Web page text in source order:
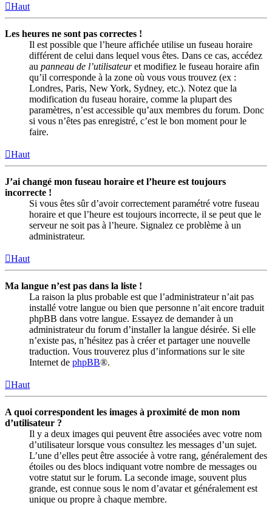
Haut
Les heures ne sont pas correctes !
Il est possible que l’heure affichée utilise un fuseau horaire
différent de celui dans lequel vous êtes. Dans ce cas, accédez
au panneau de l’utilisateuret modifiez le fuseau horaire afin
qu’il corresponde à la zone où vous vous trouvez (ex :
Londres, Paris, New York, Sydney, etc.). Notez que la
modification du fuseau horaire, comme la plupart des
paramètres, n’est accessible qu’aux membres du forum. Donc
si vous n’êtes pas enregistré, c’est le bon moment pour le
faire.
Haut
J’ai changé mon fuseau horaire et l’heure est toujours
incorrecte !
Si vous êtes sûr d’avoir correctement paramétré votre fuseau
horaire et que l’heure est toujours incorrecte, il se peut que le
serveur ne soit pas à l’heure. Signalez ce problème à un
administrateur.
Haut
Ma langue n’est pas dans la liste !
La raison la plus probable est que l’administrateur n’ait pas
installé votre langue ou bien que personne n’ait encore traduit
phpBB dans votre langue. Essayez de demander à un
administrateur du forum d’installer la langue désirée. Si elle
n’existe pas, n’hésitez pas à créer et partager une nouvelle
traduction. Vous trouverez plus d’informations sur le site
Internet de phpBB®.
Haut
A quoi correspondent les images à proximité de mon nom
d’utilisateur ?
Il y a deux images qui peuvent être associées avec votre nom
d’utilisateur lorsque vous consultez les messages d’un sujet.
L’une d’elles peut être associée à votre rang, généralement des
étoiles ou des blocs indiquant votre nombre de messages ou
votre statut sur le forum. La seconde image, souvent plus
grande, est connue sous le nom d’avatar et généralement est
unique ou propre à chaque membre.